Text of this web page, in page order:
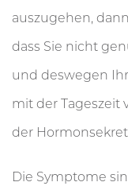
auszugehen,
dass Sie nicht
und deswegen
mit der Tageszeit
der
Die Symptome